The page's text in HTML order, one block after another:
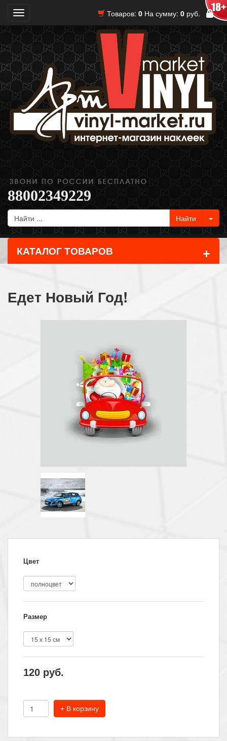
Товаров: 0 На сумму: 0 руб.
Toggle
navigation
88002349229
КАТАЛОГ ТОВАРОВ +
Едет Новый Год!
Цвет
Размер
120 руб.
+ В корзину